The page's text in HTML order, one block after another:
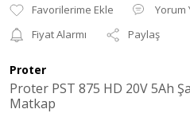
Yorum
Fiyat Alarmı
Paylaş
Proter
Proter PST 875 HD 20V 5Ah
Matkap